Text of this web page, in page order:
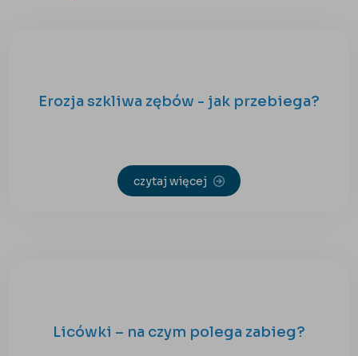
Erozja szkliwa zębów - jak przebiega?
czytaj więcej
Licówki – na czym polega zabieg?